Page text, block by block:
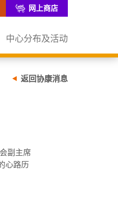
网上商店
中心分布及活动
返回协康消息
副主席
心路历